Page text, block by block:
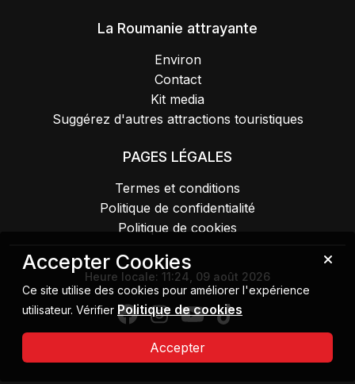
La Roumanie attrayante
Environ
Contact
Kit media
Suggérez d'autres attractions touristiques
PAGES LÉGALES
Termes et conditions
Politique de confidentialité
Politique de cookies
Heure locale: 11:24, 09 août 2026
Droit d'auteur 2026 MIPE. Tous droits réservés.
Accepter Cookies
Ce site utilise des cookies pour améliorer l'expérience
utilisateur. Vérifier Politique de cookies
Accepter